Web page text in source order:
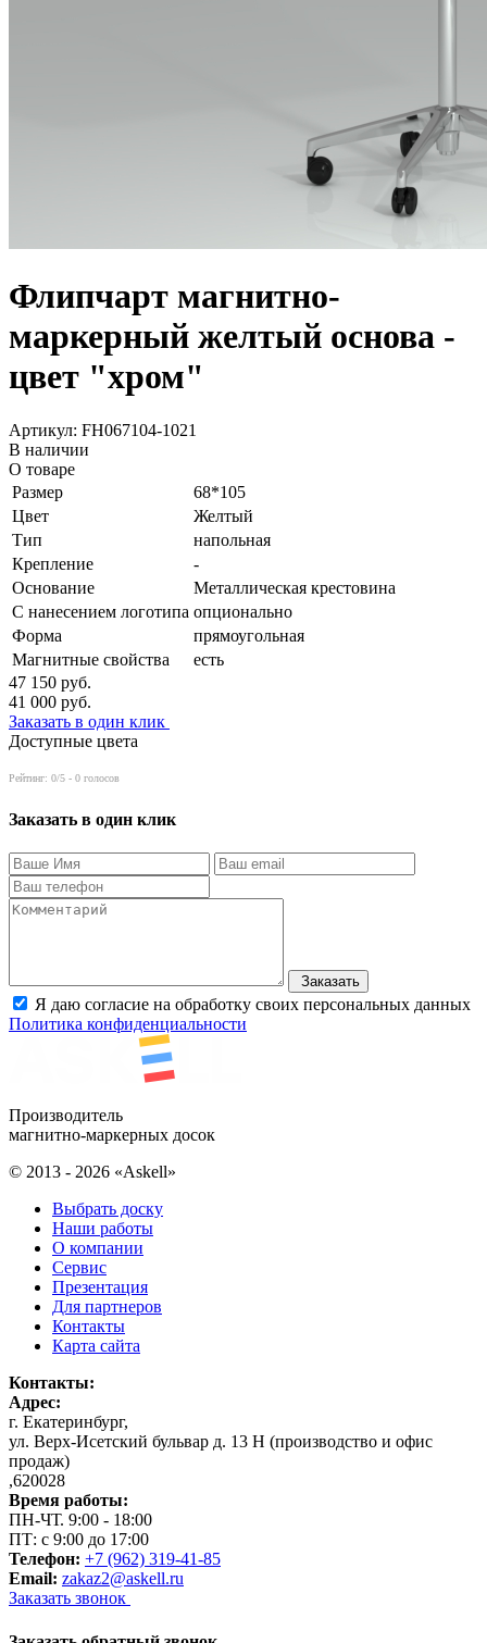
Флипчарт магнитно-
маркерный желтый основа -
цвет "хром"
Артикул: FH067104-1021
В наличии
О товаре
Размер
68*105
Цвет
Желтый
Тип
напольная
Крепление
-
Основание
Металлическая крестовина
С нанесением логотипа опционально
Форма
прямоугольная
Магнитные свойства
есть
47 150 руб.
41 000 руб.
Заказать в один клик
Доступные цвета
Рейтинг: 0/5 - 0 голосов
Заказать в один клик
Заказать
Я даю согласие на обработку своих персональных данных
Политика конфиденциальности
Производитель
магнитно-маркерных досок
© 2013 - 2026 «Askell»
Выбрать доску
Наши работы
О компании
Сервис
Презентация
Для партнеров
Контакты
Карта сайта
Контакты:
Адрес:
г. Екатеринбург,
ул. Верх-Исетский бульвар д. 13 Н (производство и офис
продаж)
,620028
Время работы:
ПН-ЧТ. 9:00 - 18:00
ПТ: с 9:00 до 17:00
Телефон: +7 (962) 319-41-85
Email: zakaz2@askell.ru
Заказать звонок